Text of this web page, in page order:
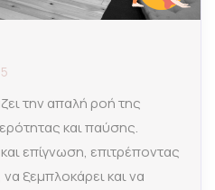
την απαλή ροή της
και παύσης.
επίγνωση, επιτρέποντας
ξεμπλοκάρει και να